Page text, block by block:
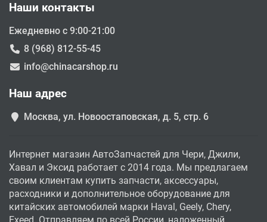
Наши контакты
Ежедневно с 9:00-21:00
8 (968) 812-55-45
info@chinacarshop.ru
Наш адрес
Москва, ул. Новоостаповская, д. 5, стр. 6
Интернет магазин АвтоЗапчастей для Чери, Джили,
Хавал и Эксид работает с 2014 года. Мы предлагаем
своим клиентам купить запчасти, аксессуары,
расходники и дополнительное оборудование для
китайских автомобилей марки Haval, Geely, Chery,